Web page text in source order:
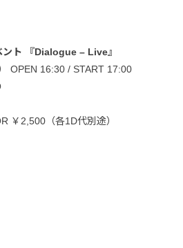
ント 『Dialogue – Live』
OPEN 16:30 / START 17:00
￥2,500（各1D代別途）